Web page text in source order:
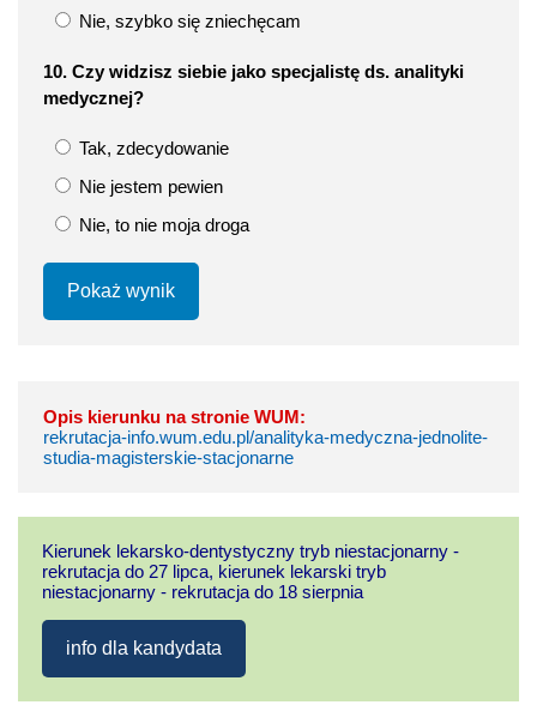
Nie, szybko się zniechęcam
10. Czy widzisz siebie jako specjalistę ds. analityki
medycznej?
Tak, zdecydowanie
Nie jestem pewien
Nie, to nie moja droga
Pokaż wynik
Opis kierunku na stronie WUM:
rekrutacja-info.wum.edu.pl/analityka-medyczna-jednolite-
studia-magisterskie-stacjonarne
Kierunek lekarsko-dentystyczny tryb niestacjonarny -
rekrutacja do 27 lipca, kierunek lekarski tryb
niestacjonarny - rekrutacja do 18 sierpnia
info dla kandydata